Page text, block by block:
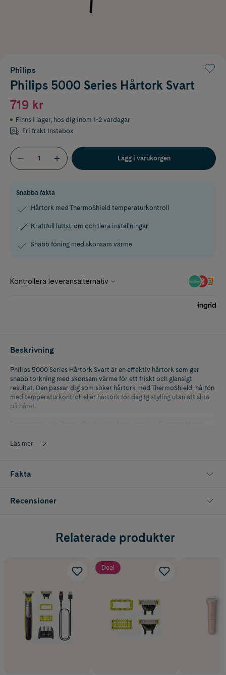
Philips
Philips 5000 Series Hårtork Svart
719 kr
Finns i lager, hos dig inom 1-2 vardagar
Fri frakt Instabox
Lägg i varukorgen
Snabba fakta
Hårtork med ThermoShield temperaturkontroll
Kraftfull luftström och flera inställningar
Snabb föning med skonsam värme
Beskrivning
Philips 5000 Series Hårtork Svart är en effektiv hårtork som ger
snabb torkning med skonsam värme för ett friskt och glansigt
resultat. Den passar dig som söker hårtork med ThermoShield, hårfön
med temperaturkontroll eller hårtork för daglig styling utan att slita
på håret.
hjälper till att skydda håret vid föning. Detta gör att du kan torka
perfekt för både vardagsbruk och mer noggrann styling. Med flera
Läs mer
Fakta
Recensioner
Relaterade produkter
Deal